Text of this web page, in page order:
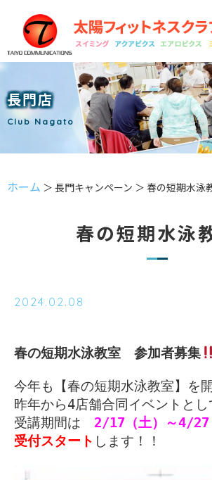
長門店
Club Nagato
ホーム ＞ 長門キャンペーン ＞ 春の短期水泳
春の短期水泳
2024.02.08
春の短期水泳教室　参加者募集
今年も【春の短期水泳教室】を
昨年から4店舗合同イベントと
受講期間は 2/17（土）～4/27
受付スタート